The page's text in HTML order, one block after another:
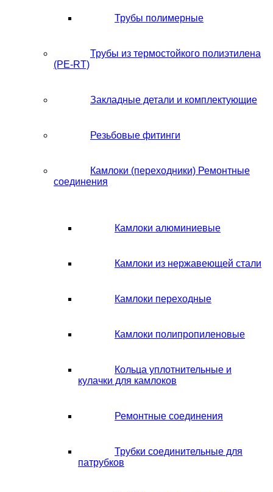
Трубы полимерные
Трубы из термостойкого полиэтилена
(PE-RT)
Закладные детали и комплектующие
Резьбовые фитинги
Камлоки (переходники) Ремонтные
соединения
Камлоки алюминиевые
Камлоки из нержавеющей стали
Камлоки переходные
Камлоки полипропиленовые
Кольца уплотнительные и
кулачки для камлоков
Ремонтные соединения
Трубки соединительные для
патрубков